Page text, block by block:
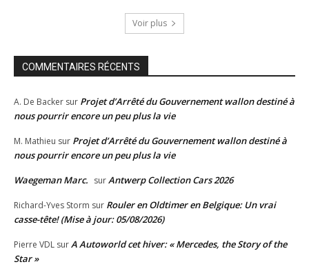
Voir plus
COMMENTAIRES RÉCENTS
A. De Backer sur Projet d’Arrêté du Gouvernement wallon destiné à
nous pourrir encore un peu plus la vie
M. Mathieu sur Projet d’Arrêté du Gouvernement wallon destiné à
nous pourrir encore un peu plus la vie
Waegeman Marc. surAntwerp Collection Cars 2026
Richard-Yves Storm sur Rouler en Oldtimer en Belgique: Un vrai
casse-tête! (Mise à jour: 05/08/2026)
Pierre VDL surA Autoworld cet hiver: « Mercedes, the Story of the
Star »